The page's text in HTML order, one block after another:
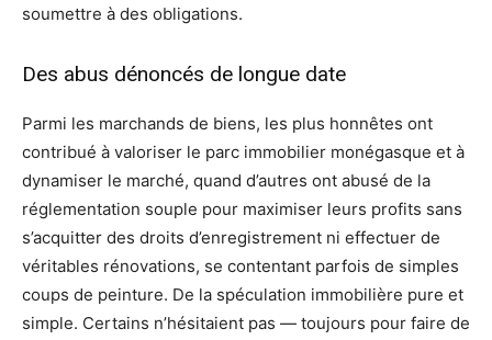
soumettre à des obligations.
Des abus dénoncés de longue date
Parmi les marchands de biens, les plus honnêtes ont
contribué à valoriser le parc immobilier monégasque et à
dynamiser le marché, quand d’autres ont abusé de la
réglementation souple pour maximiser leurs profits sans
s’acquitter des droits d’enregistrement ni effectuer de
véritables rénovations, se contentant parfois de simples
coups de peinture. De la spéculation immobilière pure et
simple. Certains n’hésitaient pas — toujours pour faire de